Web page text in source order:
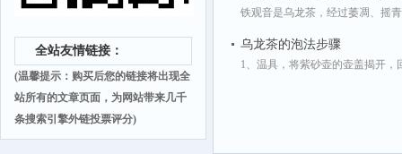
全站友情链接：
(温馨提示：购买后您的链接将出现全
站所有的文章页面，为网站带来几千
条搜索引擎外链投票评分)
铁观音是乌龙茶，经过萎凋、摇
乌龙茶的泡法步骤
1、温具，将紫砂壶的壶盖揭开，